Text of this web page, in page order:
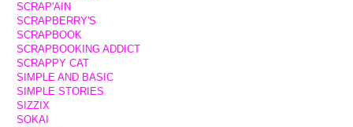
SCRAP'AIN
SCRAPBERRY'S
SCRAPBOOK
SCRAPBOOKING ADDICT
SCRAPPY CAT
SIMPLE AND BASIC
SIMPLE STORIES
SIZZIX
SOKAI